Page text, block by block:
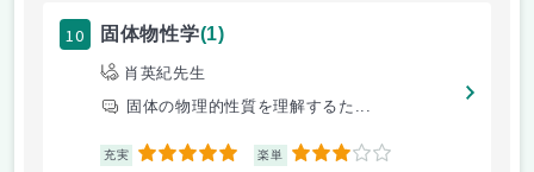
10 固体物性学(1)
肖英紀先生
固体の物理的性質を理解するた...
充実 5 楽単 3